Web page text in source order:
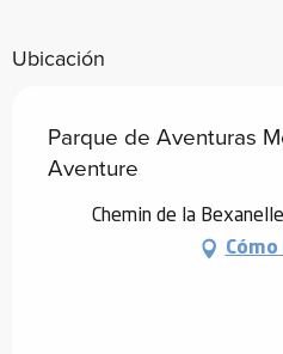
Ubicación
Parque de Aventuras
Aventure
Chemin de la